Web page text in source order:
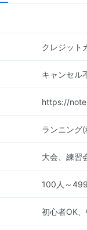
クレジット
キャンセル
https://
ランニング
大会、練習
100人～
初心者OK